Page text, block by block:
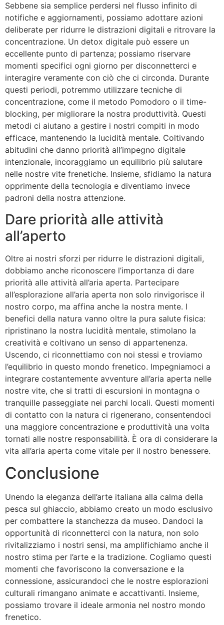
Sebbene sia semplice perdersi nel flusso infinito di
notifiche e aggiornamenti, possiamo adottare azioni
deliberate per ridurre le distrazioni digitali e ritrovare la
concentrazione. Un detox digitale può essere un
eccellente punto di partenza; possiamo riservare
momenti specifici ogni giorno per disconnetterci e
interagire veramente con ciò che ci circonda. Durante
questi periodi, potremmo utilizzare tecniche di
concentrazione, come il metodo Pomodoro o il time-
blocking, per migliorare la nostra produttività. Questi
metodi ci aiutano a gestire i nostri compiti in modo
efficace, mantenendo la lucidità mentale. Coltivando
abitudini che danno priorità all’impegno digitale
intenzionale, incoraggiamo un equilibrio più salutare
nelle nostre vite frenetiche. Insieme, sfidiamo la natura
opprimente della tecnologia e diventiamo invece
padroni della nostra attenzione.
Dare priorità alle attività
all’aperto
Oltre ai nostri sforzi per ridurre le distrazioni digitali,
dobbiamo anche riconoscere l’importanza di dare
priorità alle attività all’aria aperta. Partecipare
all’esplorazione all’aria aperta non solo rinvigorisce il
nostro corpo, ma affina anche la nostra mente. I
benefici della natura vanno oltre la pura salute fisica:
ripristinano la nostra lucidità mentale, stimolano la
creatività e coltivano un senso di appartenenza.
Uscendo, ci riconnettiamo con noi stessi e troviamo
l’equilibrio in questo mondo frenetico. Impegniamoci a
integrare costantemente avventure all’aria aperta nelle
nostre vite, che si tratti di escursioni in montagna o
tranquille passeggiate nei parchi locali. Questi momenti
di contatto con la natura ci rigenerano, consentendoci
una maggiore concentrazione e produttività una volta
tornati alle nostre responsabilità. È ora di considerare la
vita all’aria aperta come vitale per il nostro benessere.
Conclusione
Unendo la eleganza dell’arte italiana alla calma della
pesca sul ghiaccio, abbiamo creato un modo esclusivo
per combattere la stanchezza da museo. Dandoci la
opportunità di riconnetterci con la natura, non solo
rivitalizziamo i nostri sensi, ma amplifichiamo anche il
nostro stima per l’arte e la tradizione. Cogliamo questi
momenti che favoriscono la conversazione e la
connessione, assicurandoci che le nostre esplorazioni
culturali rimangano animate e accattivanti. Insieme,
possiamo trovare il ideale armonia nel nostro mondo
frenetico.